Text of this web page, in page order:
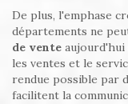
De plus, l'emphase
départements ne
de vente aujourd'hui
les ventes et le
rendue possible par
facilitent la